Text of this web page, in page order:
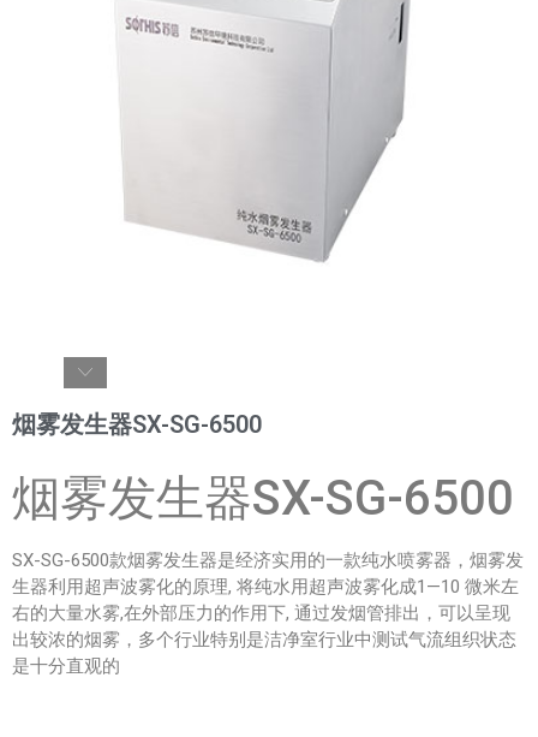
烟雾发生器SX-SG-6500
烟雾发生器SX-SG-6500
SX-SG-6500款烟雾发生器是经济实用的一款纯水喷雾器，烟雾发
生器利用超声波雾化的原理, 将纯水用超声波雾化成1—10 微米左
右的大量水雾,在外部压力的作用下, 通过发烟管排出，可以呈现
出较浓的烟雾，多个行业特别是洁净室行业中测试气流组织状态
是十分直观的